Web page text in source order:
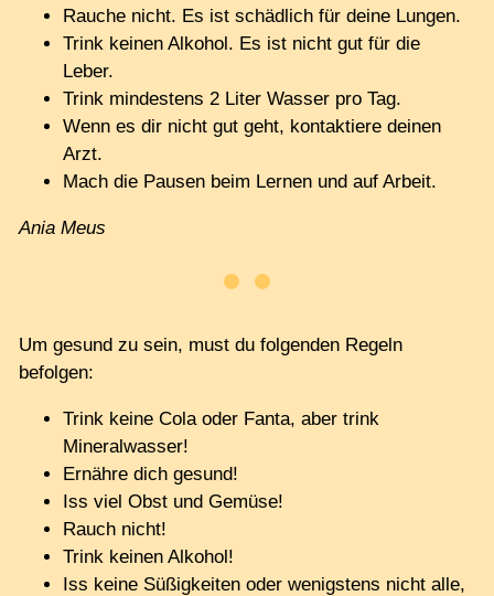
Rauche nicht. Es ist schädlich für deine Lungen.
Trink keinen Alkohol. Es ist nicht gut für die
Leber.
Trink mindestens 2 Liter Wasser pro Tag.
Wenn es dir nicht gut geht, kontaktiere deinen
Arzt.
Mach die Pausen beim Lernen und auf Arbeit.
Ania Meus
Um gesund zu sein, must du folgenden Regeln
befolgen:
Trink keine Cola oder Fanta, aber trink
Mineralwasser!
Ernähre dich gesund!
Iss viel Obst und Gemüse!
Rauch nicht!
Trink keinen Alkohol!
Iss keine Süßigkeiten oder wenigstens nicht alle,